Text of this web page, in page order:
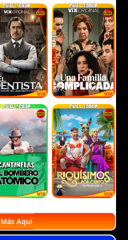
Más Aquí